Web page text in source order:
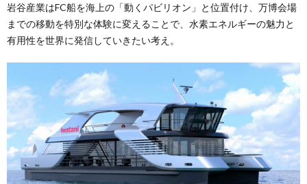
岩谷産業はFC船を海上の「動くパビリオン」と位置付け、万博会場
までの移動を特別な体験に変えることで、水素エネルギーの魅力と
有用性を世界に発信していきたい考え。